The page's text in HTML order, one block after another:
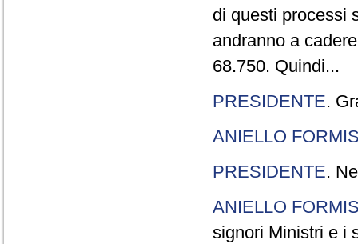
di questi processi
andranno a
68.750. Quindi...
PRESIDENTE.
ANIELLO
PRESIDENTE.
ANIELLO
signori Ministri e i